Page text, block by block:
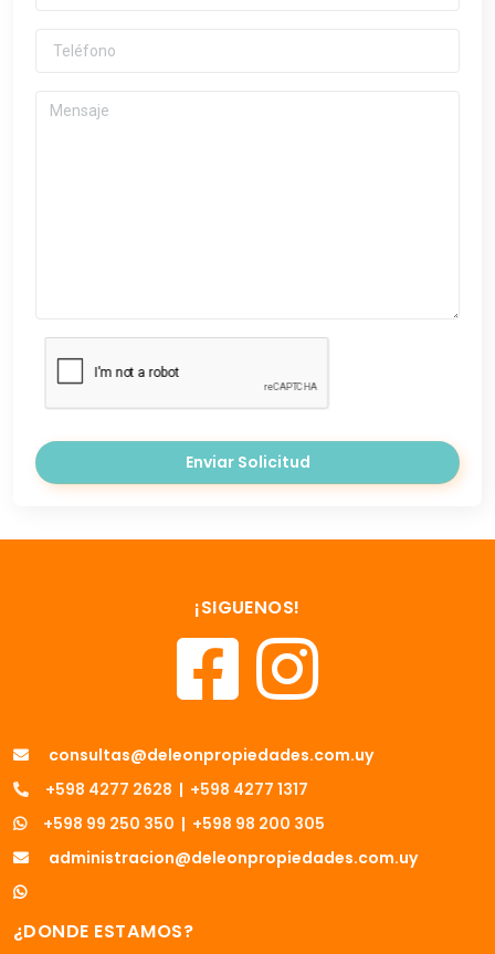
Enviar Solicitud
¡SIGUENOS!
consultas@deleonpropiedades.com.uy
+598 4277 2628 | +598 4277 1317
+598 99 250 350 | +598 98 200 305
administracion@deleonpropiedades.com.uy
¿DONDE ESTAMOS?